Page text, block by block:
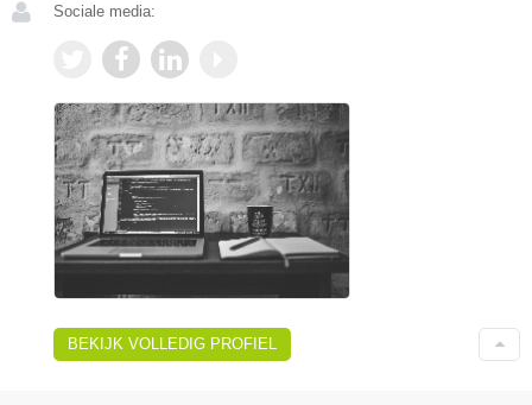
Sociale media:
BEKIJK VOLLEDIG PROFIEL